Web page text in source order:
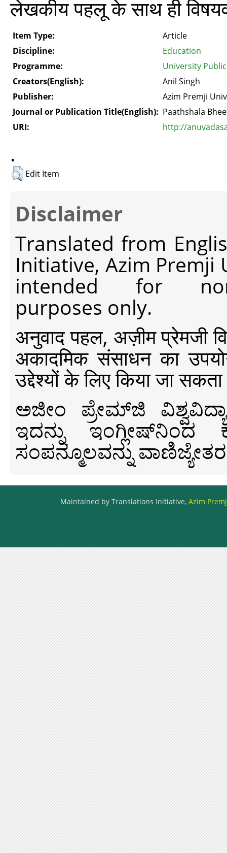
लेखकीय पहलू के साथ ही
Item Type:
Article
Discipline:
Education
Programme:
University
Creators(English):
Anil Singh
Publisher:
Azim Premji
Journal or Publication Title(English): Paathshala
URI:
http://
.
Edit Item
Disclaimer
Translated from
Initiative, Azim Premji
intended for non-
purposes only.
अनुवाद पहल, अज़ीम प्रेमजी
अकादमिक संसाधन का
उद्देश्यों के लिए किया जा
ಅಜೀಂ ಪ್ರೇಮ್‍ಜಿ
ಇದನ್ನು ಇಂಗ್ಲೀಷ್‍ನಿಂದ
ಸಂಪನ್ಮೂಲವನ್ನು
Maintained by Translations Initiative, Azim